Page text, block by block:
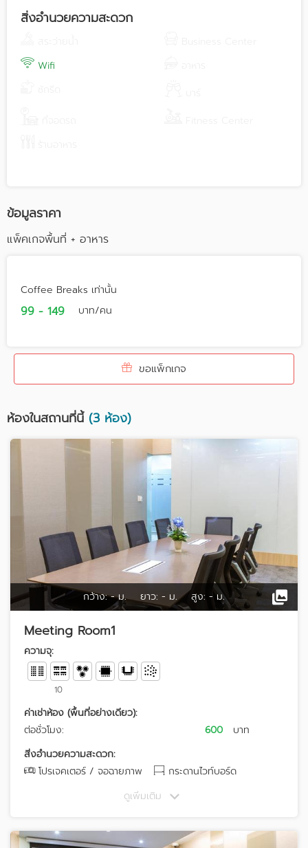
Meeting Room + Coffee Drink) คูปอง 1000 บาท สามารถใช้ได้
มูลค่า 1200 บาท คูปอง 2000 บาท สามารถใช้ได้มูลค่า 3000 บาท
สิ่งอำนวยความสะดวก
Wifi
ข้อมูลราคา
แพ็คเกจพื้นที่ + อาหาร
Coffee Breaks เท่านั้น
99 - 149 บาท/คน
ขอแพ็กเกจ
ห้องในสถานที่นี้(3 ห้อง)
กว้าง: - ม. ยาว: - ม. สูง: - ม.
Meeting Room1
ความจุ:
10
ค่าเช่าห้อง (พื้นที่อย่างเดียว):
ต่อชั่วโมง:
600
บาท
สิ่งอำนวยความสะดวก:
โปรเจคเตอร์ / จอฉายภาพ
กระดานไวท์บอร์ด
ดูเพิ่มเติม